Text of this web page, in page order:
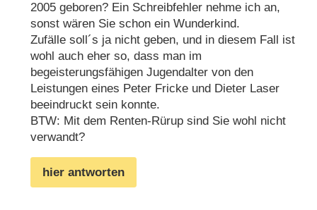
2005 geboren? Ein Schreibfehler nehme ich an,
sonst wären Sie schon ein Wunderkind.
Zufälle soll´s ja nicht geben, und in diesem Fall ist
wohl auch eher so, dass man im
begeisterungsfähigen Jugendalter von den
Leistungen eines Peter Fricke und Dieter Laser
beeindruckt sein konnte.
BTW: Mit dem Renten-Rürup sind Sie wohl nicht
verwandt?
hier antworten